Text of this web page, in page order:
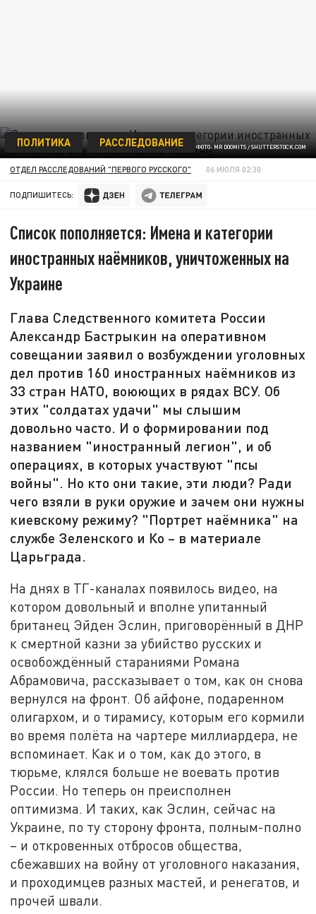
ФОТО: MR DOOMITS / SHUTTERSTОСK.СОM
ПОЛИТИКА РАССЛЕДОВАНИЕ
ОТДЕЛ РАССЛЕДОВАНИЙ "ПЕРВОГО РУССКОГО" 06 ИЮЛЯ 02:30
ПОДПИШИТЕСЬ:
Список пополняется: Имена и категории
иностранных наёмников, уничтоженных на
Украине
Глава Следственного комитета России
Александр Бастрыкин на оперативном
совещании заявил о возбуждении уголовных
дел против 160 иностранных наёмников из
33 стран НАТО, воюющих в рядах ВСУ. Об
этих "солдатах удачи" мы слышим
довольно часто. И о формировании под
названием "иностранный легион", и об
операциях, в которых участвуют "псы
войны". Но кто они такие, эти люди? Ради
чего взяли в руки оружие и зачем они нужны
киевскому режиму? "Портрет наёмника" на
службе Зеленского и Ко – в материале
Царьграда.
На днях в ТГ-каналах появилось видео, на
котором довольный и вполне упитанный
британец Эйден Эслин, приговорённый в ДНР
к смертной казни за убийство русских и
освобождённый стараниями Романа
Абрамовича, рассказывает о том, как он снова
вернулся на фронт. Об айфоне, подаренном
олигархом, и о тирамису, которым его кормили
во время полёта на чартере миллиардера, не
вспоминает. Как и о том, как до этого, в
тюрьме, клялся больше не воевать против
России. Но теперь он преисполнен
оптимизма. И таких, как Эслин, сейчас на
Украине, по ту сторону фронта, полным-полно
– и откровенных отбросов общества,
сбежавших на войну от уголовного наказания,
и проходимцев разных мастей, и ренегатов, и
прочей швали.